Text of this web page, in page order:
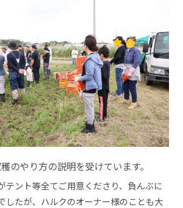
のやり方の説明を受けています。
テント等全てご用意くださり、負んぶに
したが、ハルクのオーナー様のことも大